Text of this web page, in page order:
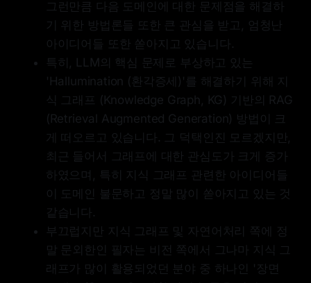
그런만큼 다음 도메인에 대한 문제점을 해결하
기 위한 방법론들 또한 큰 관심을 받고, 엄청난
아이디어들 또한 쏟아지고 있습니다.
특히, LLM의 핵심 문제로 부상하고 있는
'Hallumination (환각증세)'를 해결하기 위해 지
식 그래프 (Knowledge Graph, KG) 기반의 RAG
(Retrieval Augmented Generation) 방법이 크
게 떠오르고 있습니다. 그 덕택인진 모르겠지만,
최근 들어서 그래프에 대한 관심도가 크게 증가
하였으며, 특히 지식 그래프 관련한 아이디어들
이 도메인 불문하고 정말 많이 쏟아지고 있는 것
같습니다.
부끄럽지만 지식 그래프 및 자연어처리 쪽에 정
말 문외한인 필자는 비전 쪽에서 그나마 지식 그
래프가 많이 활용되었던 분야 중 하나인 '장면